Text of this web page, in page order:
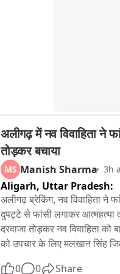
अलीगढ़ में नव विवाहिता ने
तोड़कर बचाया
MS Manish Sharma 3h
Aligarh, Uttar Pradesh:
अलीगढ़ ब्रेकिंग, नव विवाहिता ने
दुपट्टे से फांसी लगाकर आत्महत्या
दरवाजा तोड़कर नव विवाहिता को
को उपचार के लिए मलखान सिंह
0 0 Share